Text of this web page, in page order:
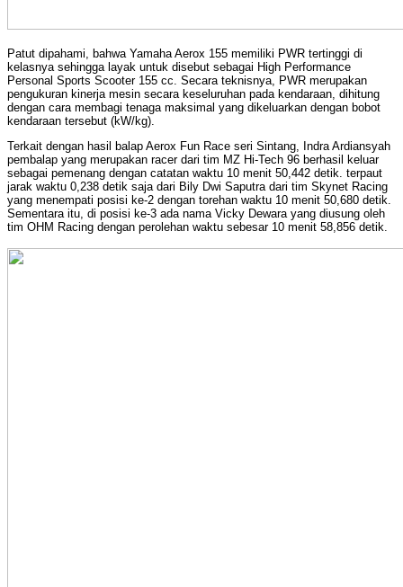
Patut dipahami, bahwa Yamaha Aerox 155 memiliki PWR tertinggi di
kelasnya sehingga layak untuk disebut sebagai High Performance
Personal Sports Scooter 155 cc. Secara teknisnya, PWR merupakan
pengukuran kinerja mesin secara keseluruhan pada kendaraan, dihitung
dengan cara membagi tenaga maksimal yang dikeluarkan dengan bobot
kendaraan tersebut (kW/kg).
Terkait dengan hasil balap Aerox Fun Race seri Sintang, Indra Ardiansyah
pembalap yang merupakan racer dari tim MZ Hi-Tech 96 berhasil keluar
sebagai pemenang dengan catatan waktu 10 menit 50,442 detik. terpaut
jarak waktu 0,238 detik saja dari Bily Dwi Saputra dari tim Skynet Racing
yang menempati posisi ke-2 dengan torehan waktu 10 menit 50,680 detik.
Sementara itu, di posisi ke-3 ada nama Vicky Dewara yang diusung oleh
tim OHM Racing dengan perolehan waktu sebesar 10 menit 58,856 detik.